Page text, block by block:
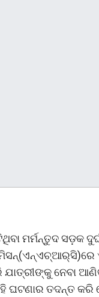
ମର୍ମନ୍ତୁଦ ସଡ଼କ
ଯାତ୍ରୀଙ୍କୁ ନେବା
ଘଟଣାର ତଦନ୍ତ କରି